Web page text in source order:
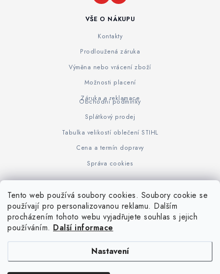
Tento web používá soubory cookies. Soubory cookie se
používají pro personalizovanou reklamu. Dalším
procházením tohoto webu vyjadřujete souhlas s jejich
používáním. Další informace
Nastavení
VŠE O NÁKUPU
Kontakty
Prodloužená záruka
Výměna nebo vrácení zboží
Možnosti placení
Záruka a reklamace
Obchodní podmínky
Splátkový prodej
Tabulka velikostí oblečení STIHL
Cena a termín dopravy
Správa cookies
www.KOVOJUHASZ.cz Výrobce STIHL STIHL Timbersport